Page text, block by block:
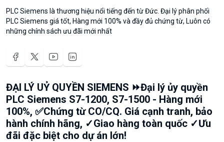
PLC Siemens là thương hiệu nổi tiếng đến từ Đức. Đại lý phân phối
PLC Siemens giá tốt, Hàng mới 100% và đầy đủ chứng từ, Luôn có
những chính sách ưu đãi mới nhất
ĐẠI LÝ UỶ QUYỀN SIEMENS ⏩Đại lý ủy quyền
PLC Siemens S7-1200, S7-1500 - Hàng mới
100%, ✅Chứng từ CO/CQ. Giá cạnh tranh, bảo
hành chính hãng, ✓Giao hàng toàn quốc ✓Ưu
đãi đặc biệt cho dự án lớn!